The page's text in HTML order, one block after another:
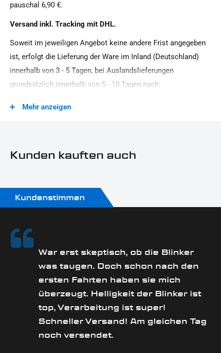
pauschal 6,90 €.
Versand inkl. Tracking mit DHL.
Soweit im jeweiligen Angebot keine andere Frist angegeben
ist, erfolgt die Lieferung der Ware im Inland (Deutschland)
innerhalb von 3 - 5 Tagen, bei Auslandslieferungen
grundsätzlich innerhalb von 5 - 10 Tagen nach
Zeitpunkt Ihrer Zahlungsanweisung).Beachten Sie, dass an
Mehr anzeigen
Kunden kauften auch
Kundenstimmen
War erst skeptisch, ob die Blinker
was taugen. Doch schon nach den
ersten Fahrten haben sie mich
überzeugt. Helligkeit der Blinker ist
top, Verarbeitung ist super!
Schneller Versand! Am gleichen Tag
noch versendet.